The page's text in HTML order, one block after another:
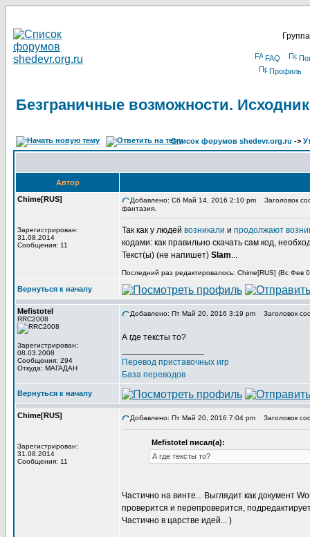
FAQ
Профиль
Безграничные возможности.
Список форумов shedevr.org.ru ->
Автор
Chime[RUS]
Зарегистрирован:
31.08.2014
Сообщения: 11
Добавлено: Сб Май 14, 2016 2:10 pm
Заголовок
фантазия.
Так как у людей возникали и продолжают
кодами: как правильно скачать сам код,
Текст(ы) (не напишет) Slam...
Последний раз редактировалось: Chime[RUS] (Вс Фев
Вернуться к началу
Mefistotel
RRC2008
Зарегистрирован:
08.03.2008
Сообщения: 294
Откуда: МАГАДАН
Добавлено: Пт Май 20, 2016 3:19 pm Заголовок
А где тексты то?
Перевод приставочных игр
База переводов
Вернуться к началу
Chime[RUS]
Зарегистрирован:
31.08.2014
Сообщения: 11
Добавлено: Пт Май 20, 2016 7:04 pm Заголовок
Mefistotel писал(а):
А где тексты то?
Частично на винте... Выглядит как документ
проверится и перепроверится,
Частично в царстве идей... )